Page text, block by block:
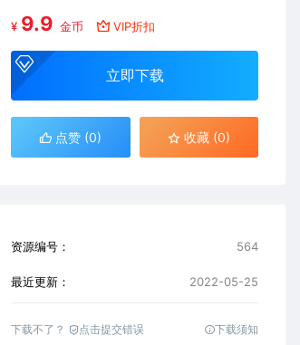
¥ 9.9 金币 VIP折扣
立即下载
点赞 (0) 收藏 (0)
资源编号： 564
最近更新： 2022-05-25
下载不了？ 点击提交错误 下载须知